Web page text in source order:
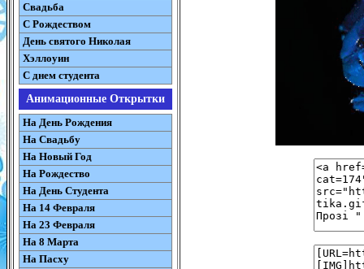
Свадьба
С Рождеством
День святого Николая
Хэллоуин
С днем студента
Анимационные Открытки
На День Рождения
На Свадьбу
На Новый Год
На Рождество
На День Студента
На 14 Февраля
На 23 Февраля
На 8 Марта
На Пасху